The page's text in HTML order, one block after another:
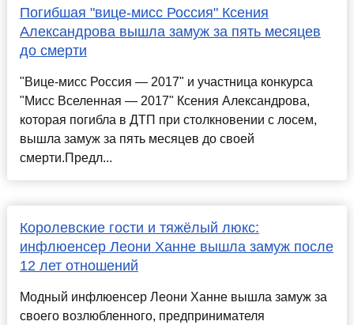
Погибшая "вице-мисс Россия" Ксения
Александрова вышла замуж за пять месяцев
до смерти
"Вице-мисс Россия — 2017" и участница конкурса
"Мисс Вселенная — 2017" Ксения Александрова,
которая погибла в ДТП при столкновении с лосем,
вышла замуж за пять месяцев до своей
смерти.Предл...
Королевские гости и тяжёлый люкс:
инфлюенсер Леони Ханне вышла замуж после
12 лет отношений
Модный инфлюенсер Леони Ханне вышла замуж за
своего возлюбленного, предпринимателя